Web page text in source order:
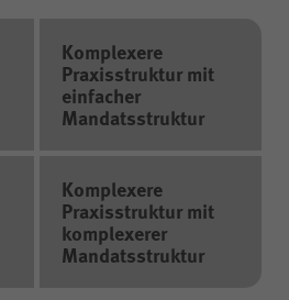
Komplexere
Praxisstruktur mit
einfacher
Mandatsstruktur
Komplexere
Praxisstruktur mit
komplexerer
Mandatsstruktur